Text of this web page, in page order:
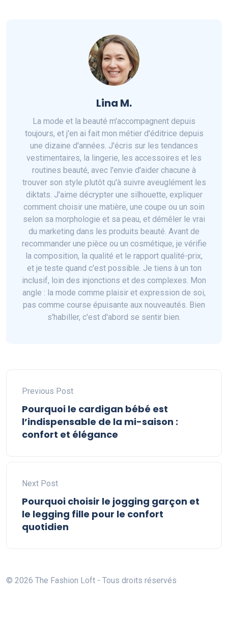
Lina M.
La mode et la beauté m'accompagnent depuis
toujours, et j'en ai fait mon métier d'éditrice depuis
une dizaine d'années. J'écris sur les tendances
vestimentaires, la lingerie, les accessoires et les
routines beauté, avec l'envie d'aider chacune à
trouver son style plutôt qu'à suivre aveuglément les
diktats. J'aime décrypter une silhouette, expliquer
comment choisir une matière, une coupe ou un soin
selon sa morphologie et sa peau, et démêler le vrai
du marketing dans les produits beauté. Avant de
recommander une pièce ou un cosmétique, je vérifie
la composition, la qualité et le rapport qualité-prix,
et je teste quand c'est possible. Je tiens à un ton
inclusif, loin des injonctions et des complexes. Mon
angle : la mode comme plaisir et expression de soi,
pas comme course épuisante aux nouveautés. Bien
s'habiller, c'est d'abord se sentir bien.
Previous Post
Pourquoi le cardigan bébé est
l’indispensable de la mi-saison :
confort et élégance
Next Post
Pourquoi choisir le jogging garçon et
le legging fille pour le confort
quotidien
© 2026 The Fashion Loft - Tous droits réservés